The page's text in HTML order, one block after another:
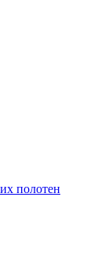
полотен